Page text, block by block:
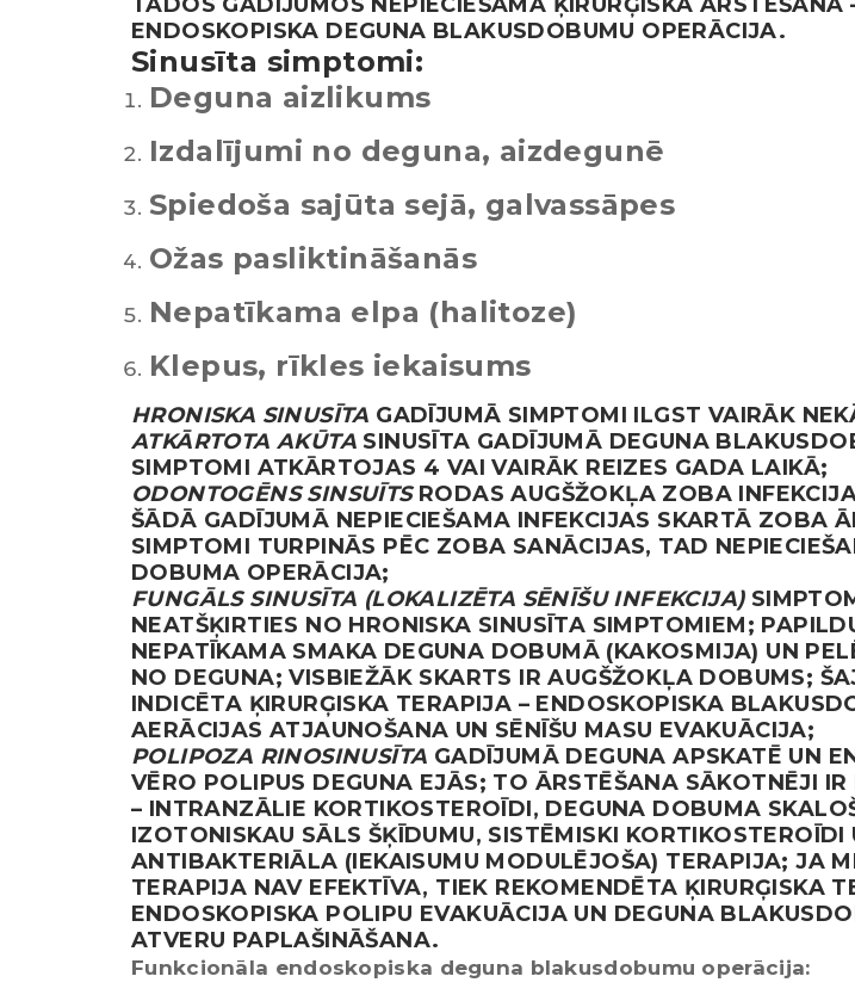
ENDOSKOPISKA DEGUNA BLAKUSDOBUMU OPERĀCIJA.
Sinusīta simptomi:
Deguna aizlikums
Izdalījumi no deguna, aizdegunē
Spiedoša sajūta sejā, galvassāpes
Ožas pasliktināšanās
Nepatīkama elpa (halitoze)
Klepus, rīkles iekaisums
HRONISKA SINUSĪTA GADĪJUMĀ SIMPTOMI ILGST VAIRĀK
ATKĀRTOTA AKŪTA SINUSĪTA GADĪJUMĀ DEGUNA
SIMPTOMI ATKĀRTOJAS 4 VAI VAIRĀK REIZES GADA LAIKĀ;
ODONTOGĒNS SINSUĪTSRODAS AUGŠŽOKĻA ZOBA
ŠĀDĀ GADĪJUMĀ NEPIECIEŠAMA INFEKCIJAS SKARTĀ ZOBA
SIMPTOMI TURPINĀS PĒC ZOBA SANĀCIJAS, TAD
DOBUMA OPERĀCIJA;
FUNGĀLS SINUSĪTA (LOKALIZĒTA SĒNĪŠU INFEKCIJA)
NEATŠĶIRTIES NO HRONISKA SINUSĪTA SIMPTOMIEM;
NEPATĪKAMA SMAKA DEGUNA DOBUMĀ (KAKOSMIJA) UN
NO DEGUNA; VISBIEŽĀK SKARTS IR AUGŠŽOKĻA DOBUMS;
INDICĒTA ĶIRURĢISKA TERAPIJA – ENDOSKOPISKA
AERĀCIJAS ATJAUNOŠANA UN SĒNĪŠU MASU EVAKUĀCIJA;
POLIPOZA RINOSINUSĪTA GADĪJUMĀ DEGUNA APSKATĒ UN
VĒRO POLIPUS DEGUNA EJĀS; TO ĀRSTĒŠANA SĀKOTNĒJI
– INTRANZĀLIE KORTIKOSTEROĪDI, DEGUNA DOBUMA
IZOTONISKAU SĀLS ŠĶĪDUMU, SISTĒMISKI KORTIKOSTEROĪDI
ANTIBAKTERIĀLA (IEKAISUMU MODULĒJOŠA) TERAPIJA; JA
TERAPIJA NAV EFEKTĪVA, TIEK REKOMENDĒTA ĶIRURĢISKA
ENDOSKOPISKA POLIPU EVAKUĀCIJA UN DEGUNA
ATVERU PAPLAŠINĀŠANA.
Funkcionāla endoskopiska deguna blakusdobumu operācija: